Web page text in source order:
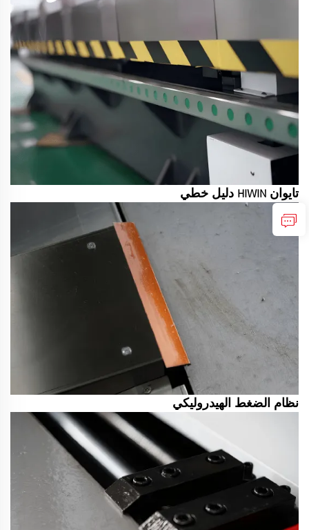
تايوان HIWIN دليل خطي
نظام الضغط الهيدروليكي